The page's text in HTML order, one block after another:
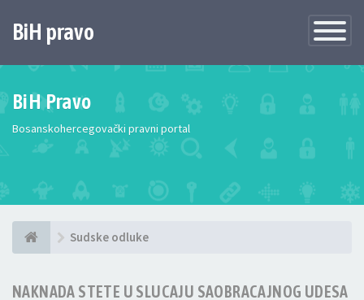
Toggle
BiH pravo
BiH Pravo
Bosanskohercegovački pravni portal
Sudske odluke
NAKNADA STETE U SLUCAJU SAOBRACAJNOG UDESA